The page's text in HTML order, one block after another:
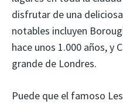
disfrutar de una
notables incluyen
hace unos 1.000 años, y
grande de Londres.
Puede que el famoso